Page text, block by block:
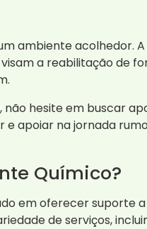
ambiente acolhedor.
a reabilitação de
hesite em buscar
e apoiar na jornada
Químico?
em oferecer suporte
de serviços,